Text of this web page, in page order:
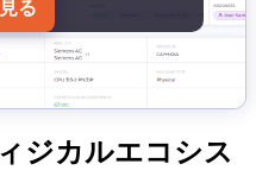
る
ジカルエコシス